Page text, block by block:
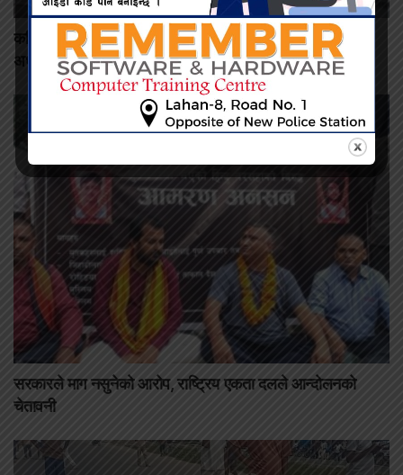
कमिशन नदिँदा दुःख दिइयो’ भन्ने सहकारी सञ्चालकको आरोप, वडा
अध्यक्षद्वारा अस्वीकार
सरकारले माग नसुनेको आरोप, राष्ट्रिय एकता दलले आन्दोलनको
चेतावनी